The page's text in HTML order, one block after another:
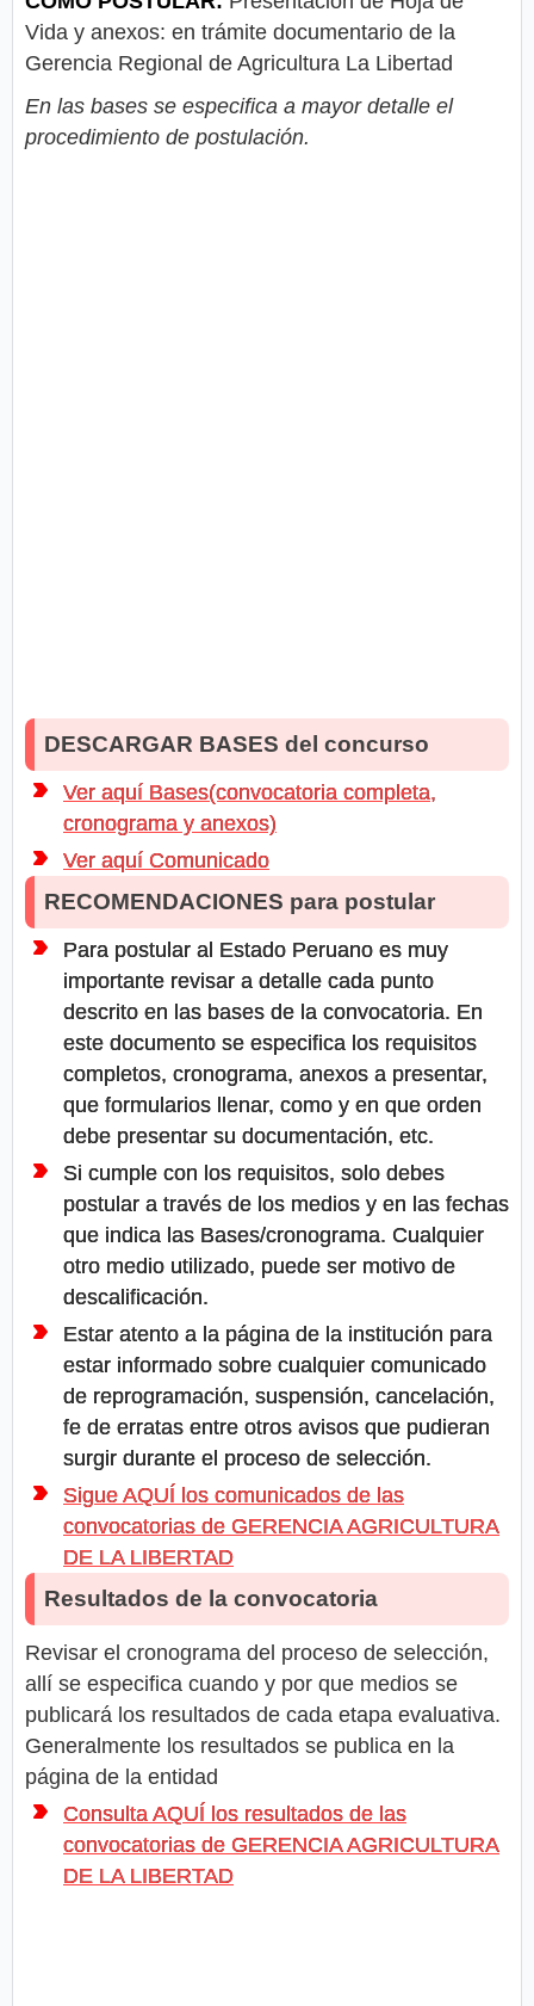
Vida y anexos: en trámite documentario de la
Gerencia Regional de Agricultura La Libertad
En las bases se especifica a mayor detalle el
procedimiento de postulación.
DESCARGAR BASES del concurso
Ver aquí Bases(convocatoria completa,
cronograma y anexos)
Ver aquí Comunicado
RECOMENDACIONES para postular
Para postular al Estado Peruano es muy
importante revisar a detalle cada punto
descrito en las bases de la convocatoria. En
este documento se especifica los requisitos
completos, cronograma, anexos a presentar,
que formularios llenar, como y en que orden
debe presentar su documentación, etc.
Si cumple con los requisitos, solo debes
postular a través de los medios y en las fechas
que indica las Bases/cronograma. Cualquier
otro medio utilizado, puede ser motivo de
descalificación.
Estar atento a la página de la institución para
estar informado sobre cualquier comunicado
de reprogramación, suspensión, cancelación,
fe de erratas entre otros avisos que pudieran
surgir durante el proceso de selección.
Sigue AQUÍ los comunicados de las
convocatorias de GERENCIA AGRICULTURA
DE LA LIBERTAD
Resultados de la convocatoria
Revisar el cronograma del proceso de selección,
allí se especifica cuando y por que medios se
publicará los resultados de cada etapa evaluativa.
Generalmente los resultados se publica en la
página de la entidad
Consulta AQUÍ los resultados de las
convocatorias de GERENCIA AGRICULTURA
DE LA LIBERTAD